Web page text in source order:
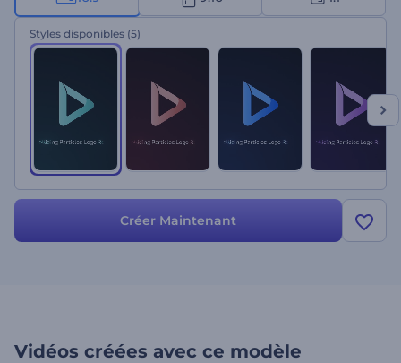
encore. Essayez le logo Particules en collision dès aujourd'hui !
Styles disponibles (5)
Créer Maintenant
Vidéos créées avec ce modèle